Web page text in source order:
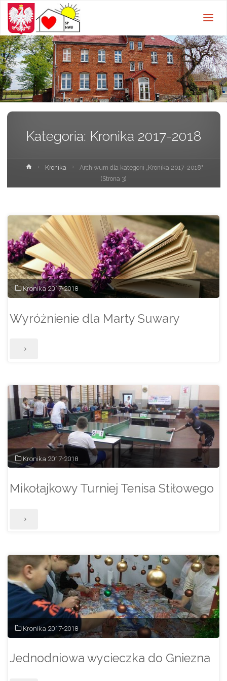
Ujskiej z
oddziałami
przedszkolnymi
Kategoria: Kronika 2017-2018
StronaKronika
Archiwum dla kategorii „Kronika 2017-2018"
(Strona 3)
Kronika 2017-2018
Wyróżnienie dla Marty Suwary
"Wyróżnienie
Marty
Suwary"
Kronika 2017-2018
Mikołajkowy Turniej Tenisa Stiłowego
"Mikołajkowy
Tenisa
Stiłowego"
Kronika 2017-2018
Jednodniowa wycieczka do Gniezna